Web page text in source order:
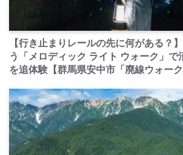
【行き止まりレールの先に何がある？
う「メロディック ライト ウォーク」で
を追体験【群馬県安中市「廃線ウォーク